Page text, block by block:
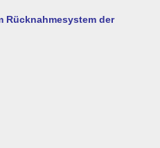
Rücknahmesystem der